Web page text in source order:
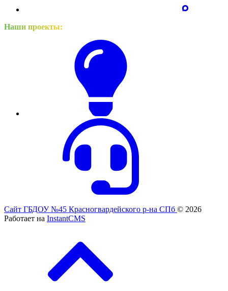
Наши проекты:
Сайт ГБДОУ №45 Красногвардейского р-на СПб © 2026
Работает на InstantCMS